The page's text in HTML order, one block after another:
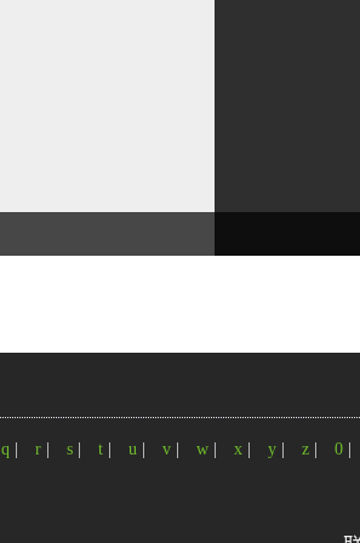
q r s t u v w x y z 0